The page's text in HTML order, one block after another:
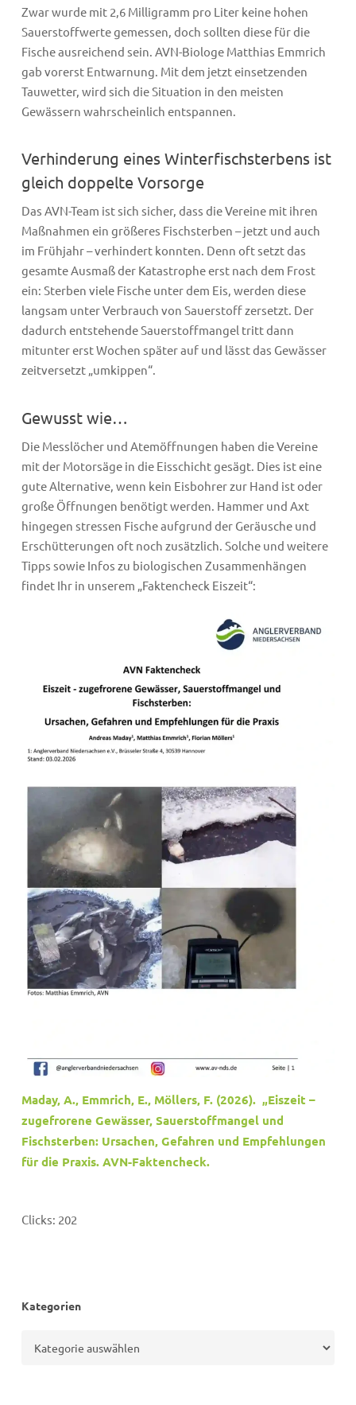
Zwar wurde mit 2,6 Milligramm pro Liter keine hohen
Sauerstoffwerte gemessen, doch sollten diese für die
Fische ausreichend sein. AVN-Biologe Matthias Emmrich
gab vorerst Entwarnung. Mit dem jetzt einsetzenden
Tauwetter, wird sich die Situation in den meisten
Gewässern wahrscheinlich entspannen.
Verhinderung eines Winterfischsterbens ist
gleich doppelte Vorsorge
Das AVN-Team ist sich sicher, dass die Vereine mit ihren
Maßnahmen ein größeres Fischsterben – jetzt und auch
im Frühjahr – verhindert konnten. Denn oft setzt das
gesamte Ausmaß der Katastrophe erst nach dem Frost
ein: Sterben viele Fische unter dem Eis, werden diese
langsam unter Verbrauch von Sauerstoff zersetzt. Der
dadurch entstehende Sauerstoffmangel tritt dann
mitunter erst Wochen später auf und lässt das Gewässer
zeitversetzt „umkippen“.
Gewusst wie…
Die Messlöcher und Atemöffnungen haben die Vereine
mit der Motorsäge in die Eisschicht gesägt. Dies ist eine
gute Alternative, wenn kein Eisbohrer zur Hand ist oder
große Öffnungen benötigt werden. Hammer und Axt
hingegen stressen Fische aufgrund der Geräusche und
Erschütterungen oft noch zusätzlich. Solche und weitere
Tipps sowie Infos zu biologischen Zusammenhängen
findet Ihr in unserem „Faktencheck Eiszeit“:
Maday, A., Emmrich, E., Möllers, F. (2026). „Eiszeit –
zugefrorene Gewässer, Sauerstoffmangel und
Fischsterben: Ursachen, Gefahren und Empfehlungen
für die Praxis. AVN-Faktencheck.
Clicks: 202
Kategorien